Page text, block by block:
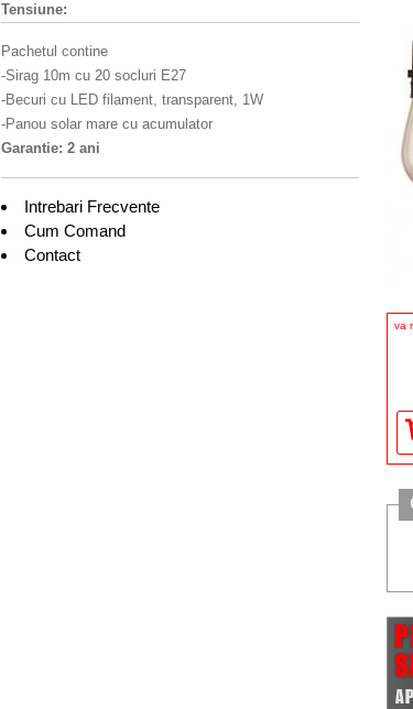
Tensiune:
Pachetul contine
-Sirag 10m cu 20 socluri E27
-Becuri cu LED filament, transparent, 1W
-Panou solar mare cu acumulator
Garantie: 2 ani
Intrebari Frecvente
Cum Comand
Contact
va